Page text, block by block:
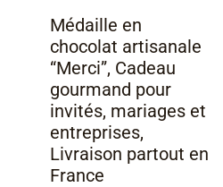
Médaille en
chocolat artisanale
“Merci”, Cadeau
gourmand pour
invités, mariages et
entreprises,
Livraison partout en
France